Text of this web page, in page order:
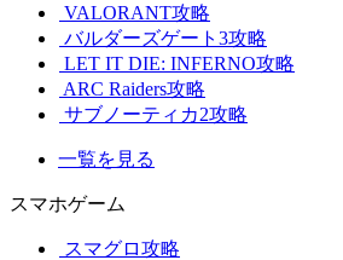
VALORANT攻略
バルダーズゲート3攻略
LET IT DIE: INFERNO攻略
ARC Raiders攻略
サブノーティカ2攻略
一覧を見る
スマホゲーム
スマグロ攻略